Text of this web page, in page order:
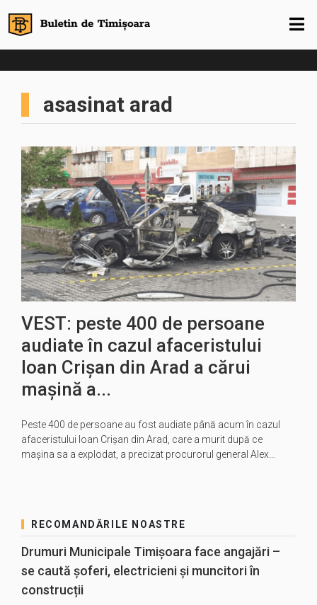
asasinat arad
VEST: peste 400 de persoane
audiate în cazul afaceristului
Ioan Crişan din Arad a cărui
mașină a...
Peste 400 de persoane au fost audiate până acum în cazul
afaceristului Ioan Crişan din Arad, care a murit după ce
maşina sa a explodat, a precizat procurorul general Alex…
RECOMANDĂRILE NOASTRE
Drumuri Municipale Timișoara face angajări –
se caută șoferi, electricieni și muncitori în
construcții